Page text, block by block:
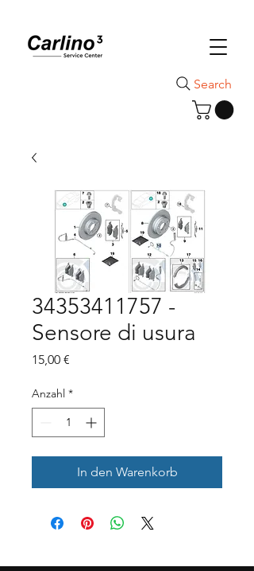
Search
34353411757 -
Sensore di usura
15,00 €
Anzahl *
In den Warenkorb